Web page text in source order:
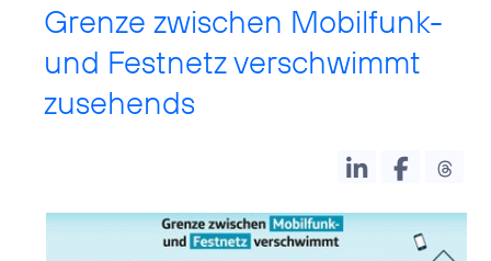
Grenze zwischen Mobilfunk-
und Festnetz verschwimmt
zusehends